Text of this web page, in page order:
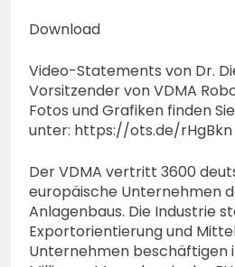
Download
Video-Statements von Dr.
Vorsitzender von VDMA
Fotos und Grafiken finden
unter: https://ots.de/rHgBkn
Der VDMA vertritt 3600
europäische Unternehmen
Anlagenbaus. Die Industrie
Exportorientierung und
Unternehmen beschäftigen